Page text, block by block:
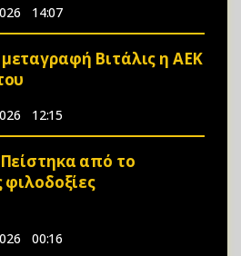
14:07
Βιτάλις η ΑΕΚ
12:15
από το
φιλοδοξίες
00:16